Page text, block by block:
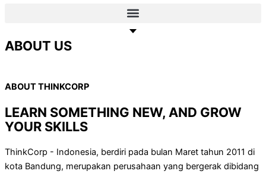
ABOUT US
ABOUT THINKCORP
LEARN SOMETHING NEW, AND GROW
YOUR SKILLS
ThinkCorp - Indonesia, berdiri pada bulan Maret tahun 2011 di
kota Bandung, merupakan perusahaan yang bergerak dibidang